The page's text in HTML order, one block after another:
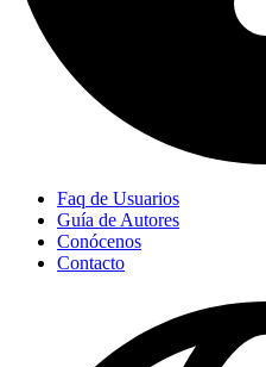
Faq de Usuarios
Guía de Autores
Conócenos
Contacto